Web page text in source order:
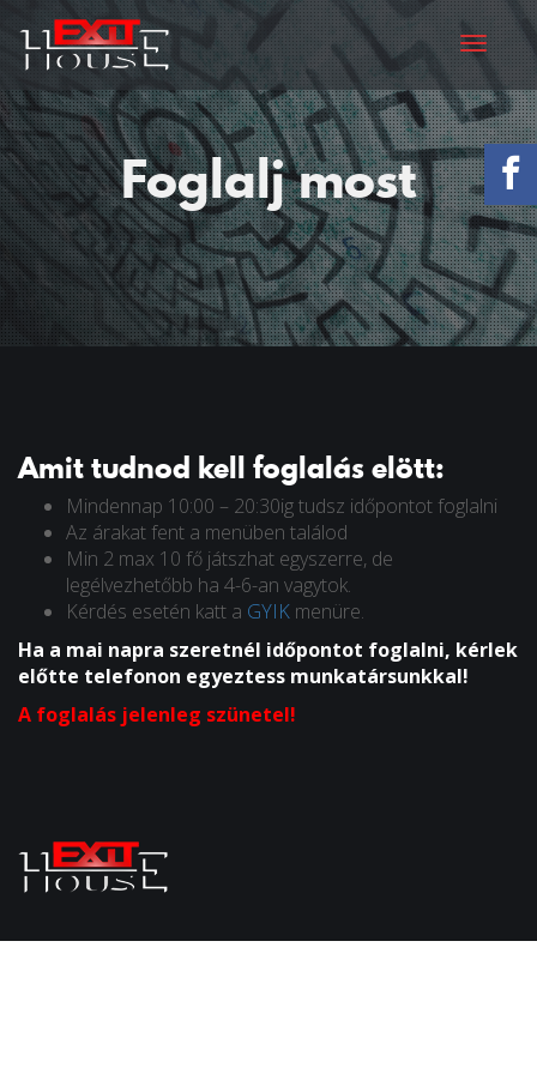
Foglalj most
Amit tudnod kell foglalás elött:
Mindennap 10:00 – 20:30ig tudsz időpontot foglalni
Az árakat fent a menüben találod
Min 2 max 10 fő játszhat egyszerre, de
legélvezhetőbb ha 4-6-an vagytok.
Kérdés esetén katt a GYIK menüre.
Ha a mai napra szeretnél időpontot foglalni, kérlek
előtte telefonon egyeztess munkatársunkkal!
A foglalás jelenleg szünetel!